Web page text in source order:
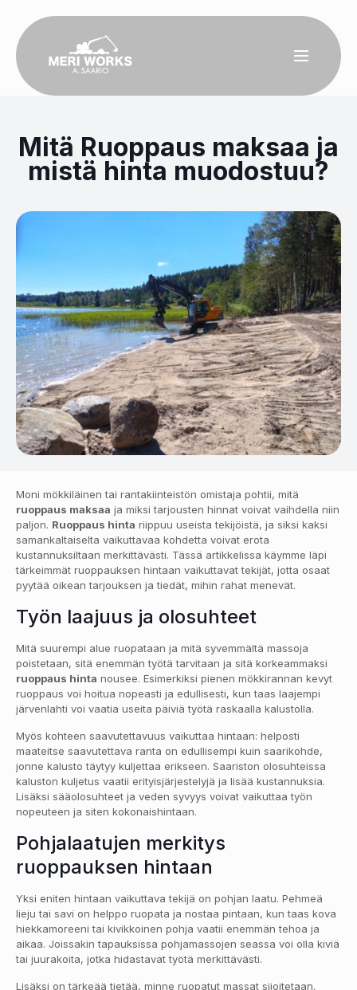
Mitä Ruoppaus maksaa ja
mistä hinta muodostuu?
Moni mökkiläinen tai rantakiinteistön omistaja pohtii, mitä
ruoppaus maksaa ja miksi tarjousten hinnat voivat vaihdella niin
paljon. Ruoppaus hinta riippuu useista tekijöistä, ja siksi kaksi
samankaltaiselta vaikuttavaa kohdetta voivat erota
kustannuksiltaan merkittävästi. Tässä artikkelissa käymme läpi
tärkeimmät ruoppauksen hintaan vaikuttavat tekijät, jotta osaat
pyytää oikean tarjouksen ja tiedät, mihin rahat menevät.
Työn laajuus ja olosuhteet
Mitä suurempi alue ruopataan ja mitä syvemmältä massoja
poistetaan, sitä enemmän työtä tarvitaan ja sitä korkeammaksi
ruoppaus hinta nousee. Esimerkiksi pienen mökkirannan kevyt
ruoppaus voi hoitua nopeasti ja edullisesti, kun taas laajempi
järvenlahti voi vaatia useita päiviä työtä raskaalla kalustolla.
Myös kohteen saavutettavuus vaikuttaa hintaan: helposti
maateitse saavutettava ranta on edullisempi kuin saarikohde,
jonne kalusto täytyy kuljettaa erikseen. Saariston olosuhteissa
kaluston kuljetus vaatii erityisjärjestelyjä ja lisää kustannuksia.
Lisäksi sääolosuhteet ja veden syvyys voivat vaikuttaa työn
nopeuteen ja siten kokonaishintaan.
Pohjalaatujen merkitys
ruoppauksen hintaan
Yksi eniten hintaan vaikuttava tekijä on pohjan laatu. Pehmeä
lieju tai savi on helppo ruopata ja nostaa pintaan, kun taas kova
hiekkamoreeni tai kivikkoinen pohja vaatii enemmän tehoa ja
aikaa. Joissakin tapauksissa pohjamassojen seassa voi olla kiviä
tai juurakoita, jotka hidastavat työtä merkittävästi.
Lisäksi on tärkeää tietää, minne ruopatut massat sijoitetaan.